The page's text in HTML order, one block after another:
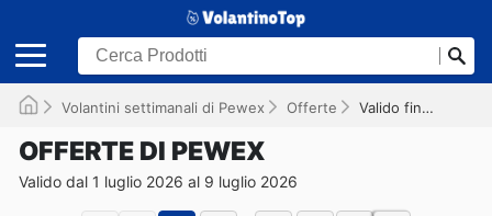
Volantini settimanali di Pewex Offerte Valido fino al 09/07/2026
OFFERTE DI PEWEX
Valido dal 1 luglio 2026 al 9 luglio 2026